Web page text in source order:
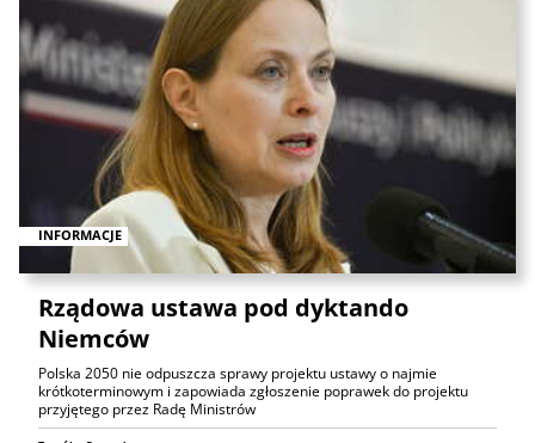
INFORMACJE
Rządowa ustawa pod dyktando
Niemców
Polska 2050 nie odpuszcza sprawy projektu ustawy o najmie
krótkoterminowym i zapowiada zgłoszenie poprawek do projektu
przyjętego przez Radę Ministrów